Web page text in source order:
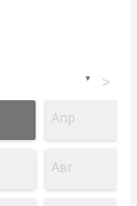
▼ >
Апр
Авг